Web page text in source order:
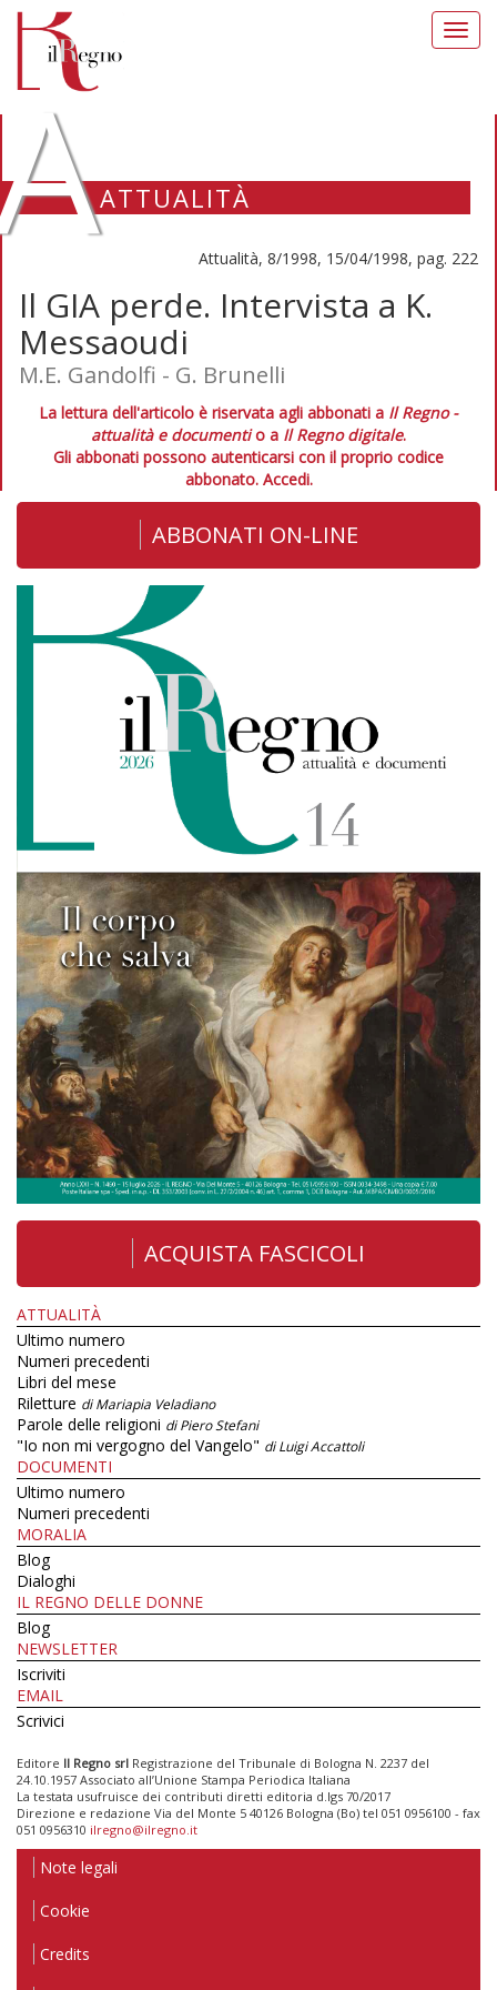
ATTUALITÀ
Attualità, 8/1998, 15/04/1998, pag. 222
Il GIA perde. Intervista a K.
Messaoudi
M.E. Gandolfi - G. Brunelli
La lettura dell'articolo è riservata agli abbonati a Il Regno -
attualità e documentio a Il Regno digitale.
Gli abbonati possono autenticarsi con il proprio codice
abbonato. Accedi.
ABBONATI ON-LINE
ACQUISTA FASCICOLI
ATTUALITÀ
Ultimo numero
Numeri precedenti
Libri del mese
Riletture di Mariapia Veladiano
Parole delle religioni di Piero Stefani
"Io non mi vergogno del Vangelo" di Luigi Accattoli
DOCUMENTI
Ultimo numero
Numeri precedenti
MORALIA
Blog
Dialoghi
IL REGNO DELLE DONNE
Blog
NEWSLETTER
Iscriviti
EMAIL
Scrivici
Editore Il Regno srl Registrazione del Tribunale di Bologna N. 2237 del
24.10.1957 Associato all’Unione Stampa Periodica Italiana
La testata usufruisce dei contributi diretti editoria d.lgs 70/2017
Direzione e redazione Via del Monte 5 40126 Bologna (Bo) tel 051 0956100 - fax
051 0956310 ilregno@ilregno.it
Note legali
Cookie
Credits